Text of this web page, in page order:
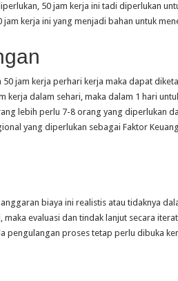
50 jam kerja ini tadi diperlukan
jam kerja ini yang menjadi bahan untuk
jam kerja perhari kerja maka dapat
kerja dalam sehari, maka dalam 1 hari
lebih perlu 7-8 orang yang diperlukan
yang diperlukan sebagai Faktor
biaya ini realistis atau tidaknya
evaluasi dan tindak lanjut secara
pengulangan proses tetap perlu dibuka